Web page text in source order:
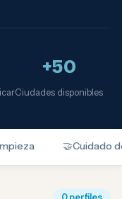
+50
Ciudades disponibles
🤝Cuidado